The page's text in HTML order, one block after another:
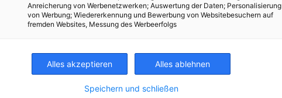
Ost‑West‑Erzeugung Lastprofile besser trifft
zugänglich bleibt
Gründach Synergien schaffen
Anreicherung von Werbenetzwerken; Auswertung der Daten; Personalisierung
von Werbung; Wiedererkennung und Bewerbung von Websitebesuchern auf
fremden Websites, Messung des Werbeerfolgs
Alles akzeptieren Alles ablehnen
Speichern und schließen